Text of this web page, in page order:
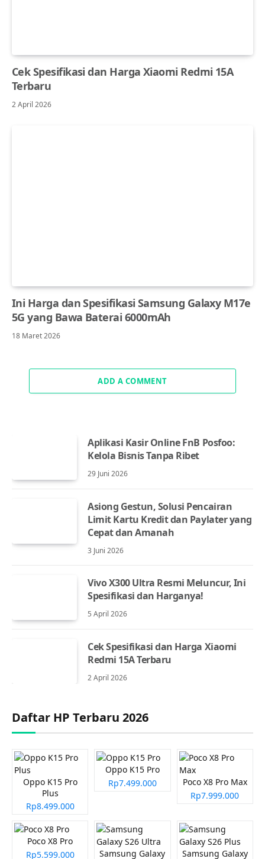
Cek Spesifikasi dan Harga Xiaomi Redmi 15A
Terbaru
2 April 2026
Ini Harga dan Spesifikasi Samsung Galaxy M17e
5G yang Bawa Baterai 6000mAh
18 Maret 2026
ADD A COMMENT
Aplikasi Kasir Online FnB Posfoo:
Kelola Bisnis Tanpa Ribet
29 Juni 2026
Asiong Gestun, Solusi Pencairan
Limit Kartu Kredit dan Paylater yang
Cepat dan Amanah
3 Juni 2026
Vivo X300 Ultra Resmi Meluncur, Ini
Spesifikasi dan Harganya!
5 April 2026
Cek Spesifikasi dan Harga Xiaomi
Redmi 15A Terbaru
2 April 2026
Daftar HP Terbaru 2026
Oppo K15 Pro
Plus
Rp8.499.000
Oppo K15 Pro
Rp7.499.000
Poco X8 Pro Max
Rp7.999.000
Poco X8 Pro
Rp5.599.000
Samsung Galaxy
Samsung Galaxy